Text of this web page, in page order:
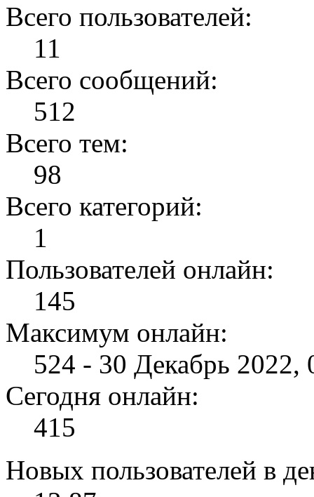
Всего пользователей:
11
Всего сообщений:
512
Всего тем:
98
Всего категорий:
1
Пользователей онлайн:
145
Максимум онлайн:
524 - 30 Декабрь 2022,
Сегодня онлайн:
415
Новых пользователей в